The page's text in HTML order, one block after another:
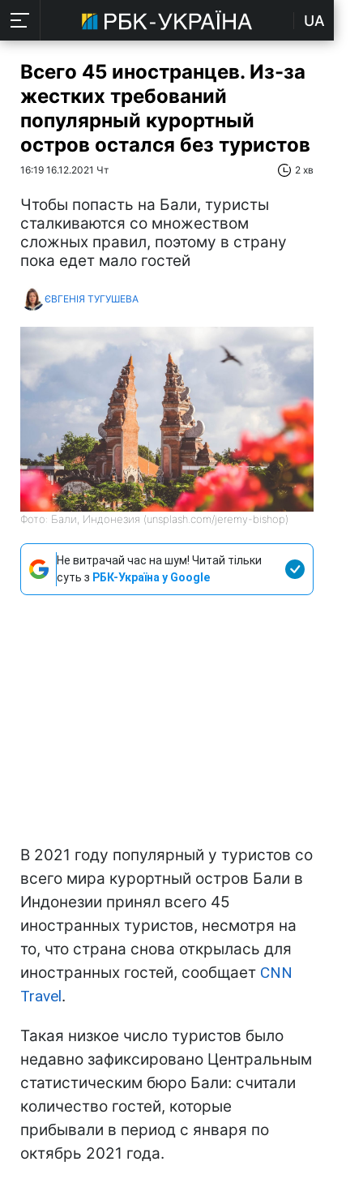
UA
Всего 45 иностранцев. Из-за
жестких требований
популярный курортный
остров остался без туристов
16:19 16.12.2021 Чт 2 хв
Чтобы попасть на Бали, туристы
сталкиваются со множеством
сложных правил, поэтому в страну
пока едет мало гостей
ЄВГЕНІЯ ТУГУШЕВА
Фото: Бали, Индонезия (unsplash.com/jeremy-bishop)
Не витрачай час на шум! Читай тільки
суть з РБК-Україна у Google
В 2021 году популярный у туристов со
всего мира курортный остров Бали в
Индонезии принял всего 45
иностранных туристов, несмотря на
то, что страна снова открылась для
иностранных гостей, сообщает CNN
Travel.
Такая низкое число туристов было
недавно зафиксировано Центральным
статистическим бюро Бали: считали
количество гостей, которые
прибывали в период с января по
октябрь 2021 года.